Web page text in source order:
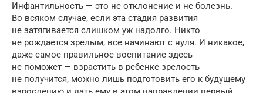
Инфантильность — это не отклонение и не болезнь.
Во всяком случае, если эта стадия развития
не затягивается слишком уж надолго. Никто
не рождается зрелым, все начинают с нуля. И никакое,
даже самое правильное воспитание здесь
не поможет — взрастить в ребенке зрелость
не получится, можно лишь подготовить его к будущему